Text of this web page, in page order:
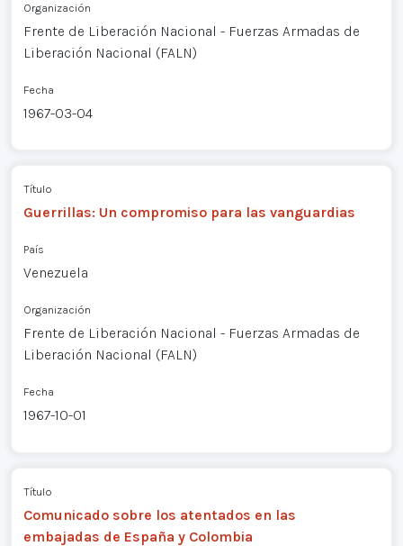
Organización
Frente de Liberación Nacional - Fuerzas Armadas de
Liberación Nacional (FALN)
Fecha
1967-03-04
Título
Guerrillas: Un compromiso para las vanguardias
País
Venezuela
Organización
Frente de Liberación Nacional - Fuerzas Armadas de
Liberación Nacional (FALN)
Fecha
1967-10-01
Título
Comunicado sobre los atentados en las
embajadas de España y Colombia